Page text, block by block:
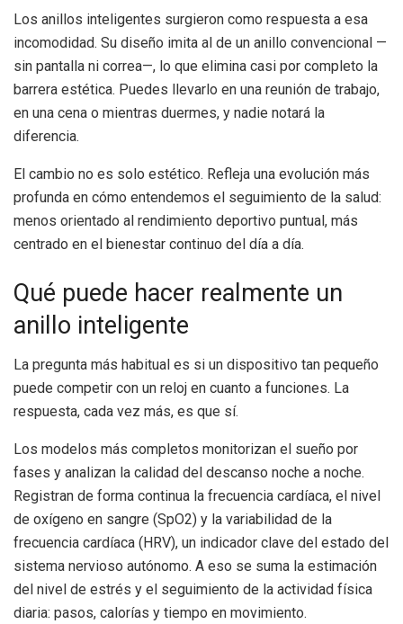
Los anillos inteligentes surgieron como respuesta a esa
incomodidad. Su diseño imita al de un anillo convencional —
sin pantalla ni correa—, lo que elimina casi por completo la
barrera estética. Puedes llevarlo en una reunión de trabajo,
en una cena o mientras duermes, y nadie notará la
diferencia.
El cambio no es solo estético. Refleja una evolución más
profunda en cómo entendemos el seguimiento de la salud:
menos orientado al rendimiento deportivo puntual, más
centrado en el bienestar continuo del día a día.
Qué puede hacer realmente un
anillo inteligente
La pregunta más habitual es si un dispositivo tan pequeño
puede competir con un reloj en cuanto a funciones. La
respuesta, cada vez más, es que sí.
Los modelos más completos monitorizan el sueño por
fases y analizan la calidad del descanso noche a noche.
Registran de forma continua la frecuencia cardíaca, el nivel
de oxígeno en sangre (SpO2) y la variabilidad de la
frecuencia cardíaca (HRV), un indicador clave del estado del
sistema nervioso autónomo. A eso se suma la estimación
del nivel de estrés y el seguimiento de la actividad física
diaria: pasos, calorías y tiempo en movimiento.